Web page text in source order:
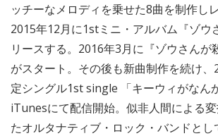
ッチーなメロディを乗せた8曲を制作し
2015年12月に1stミニ・アルバム『ゾウ
リースする。2016年3月に『ゾウさんが
がスタート。その後も新曲制作を続け
定シングル1st single 「キーウィがなん
iTunesにて配信開始。似非人間による
たオルタナティブ・ロック・バンドとし